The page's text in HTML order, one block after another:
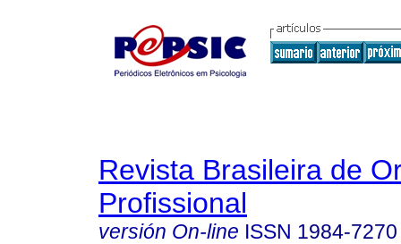
Revista Brasileira de
Profissional
versión On-line ISSN 1984-7270